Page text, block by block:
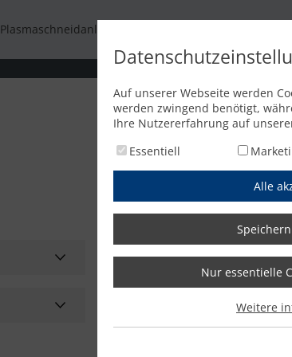
Plasmaschneidanlagen
Auf unserer Webseite werden
werden zwingend benötigt,
Ihre Nutzererfahrung auf
Essentiell
Alle
Nur essentielle
Weitere